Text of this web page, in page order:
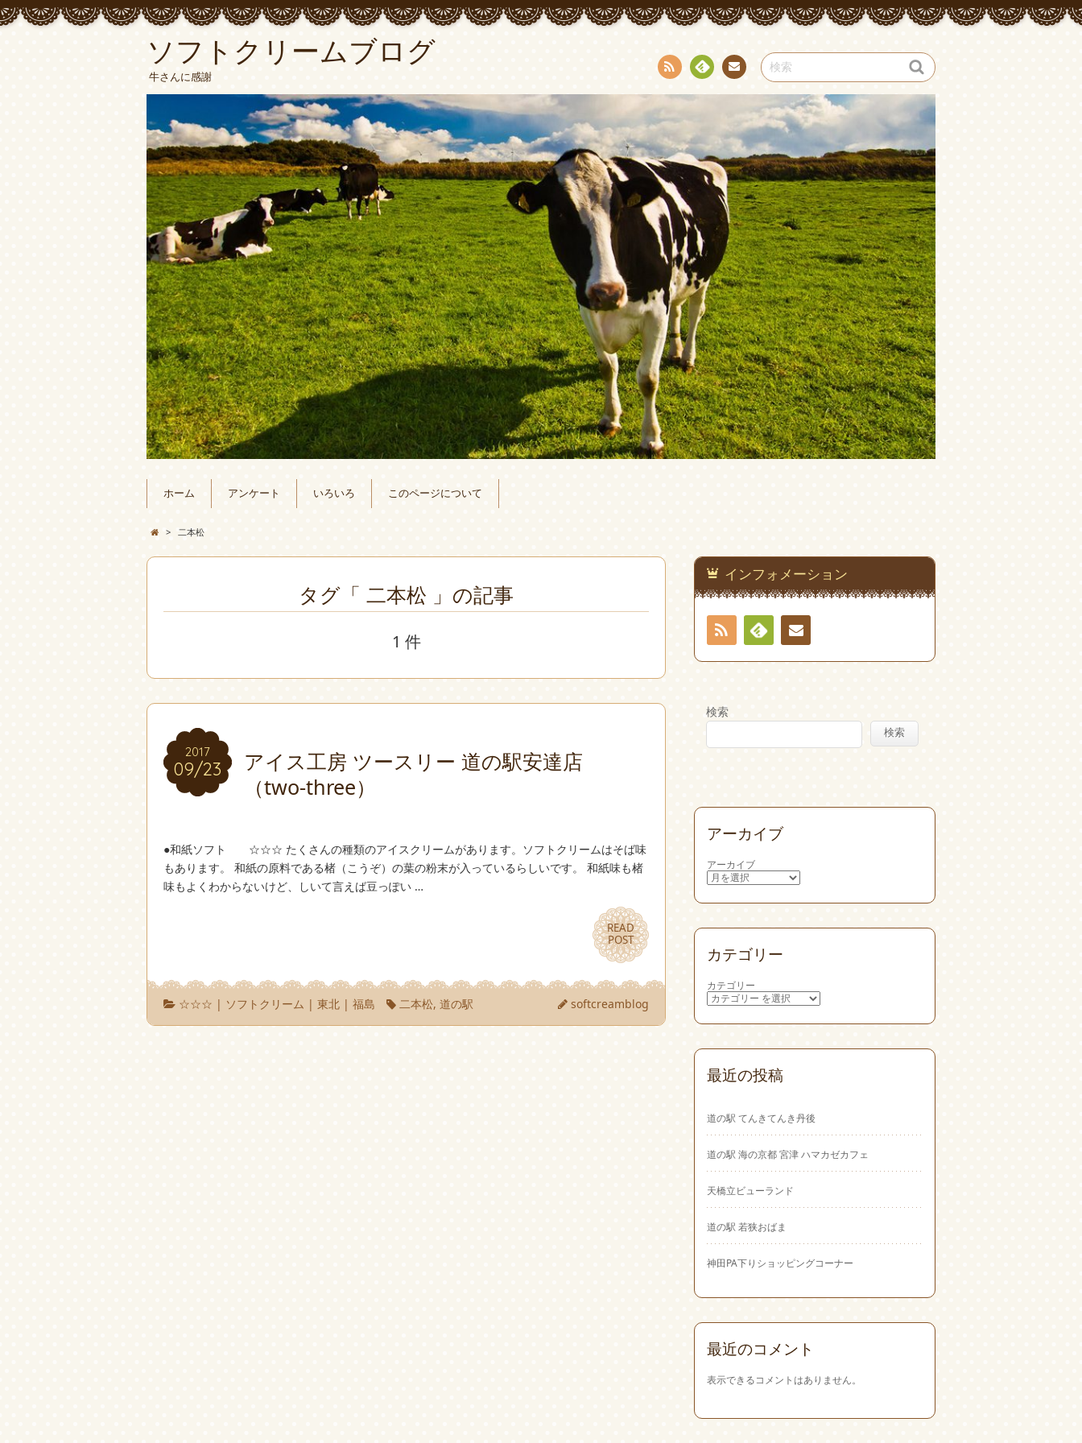
ソフトクリームブログ
牛さんに感謝
RSS Fee
わせ
ホーム アンケート いろいろ このページについて
> 二本松
タグ「 二本松 」の記事
1 件
2017
09/23
2017
09/23
アイス工房 ツースリー 道の駅安達店
（two-three）
●和紙ソフト ☆☆☆ たくさんの種類のアイスクリームがあります。ソフトクリームはそば味
もあります。 和紙の原料である楮（こうぞ）の葉の粉末が入っているらしいです。 和紙味も楮
味もよくわからないけど、しいて言えば豆っぽい …
READ
POST
READ
POST
☆☆☆ | ソフトクリーム |東北 |福島 二本松,道の駅 softcreamblog
インフォメーション
RSS
Feedlyお問
わせ
検索
検索
アーカイブ
アーカイブ
カテゴリー
カテゴリー
最近の投稿
道の駅 てんきてんき丹後
道の駅 海の京都 宮津 ハマカゼカフェ
天橋立ビューランド
道の駅 若狭おばま
神田PA下りショッピングコーナー
最近のコメント
表示できるコメントはありません。